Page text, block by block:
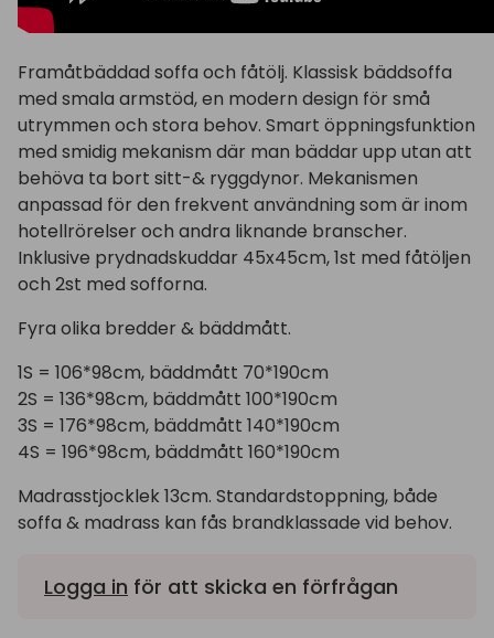
Framåtbäddad soffa och fåtölj. Klassisk bäddsoffa
med smala armstöd, en modern design för små
utrymmen och stora behov. Smart öppningsfunktion
med smidig mekanism där man bäddar upp utan att
behöva ta bort sitt-& ryggdynor. Mekanismen
anpassad för den frekvent användning som är inom
hotellrörelser och andra liknande branscher.
Inklusive prydnadskuddar 45x45cm, 1st med fåtöljen
och 2st med sofforna.
Fyra olika bredder & bäddmått.
1S = 106*98cm, bäddmått 70*190cm
2S = 136*98cm, bäddmått 100*190cm
3S = 176*98cm, bäddmått 140*190cm
4S = 196*98cm, bäddmått 160*190cm
Madrasstjocklek 13cm. Standardstoppning, både
soffa & madrass kan fås brandklassade vid behov.
Logga in för att skicka en förfrågan